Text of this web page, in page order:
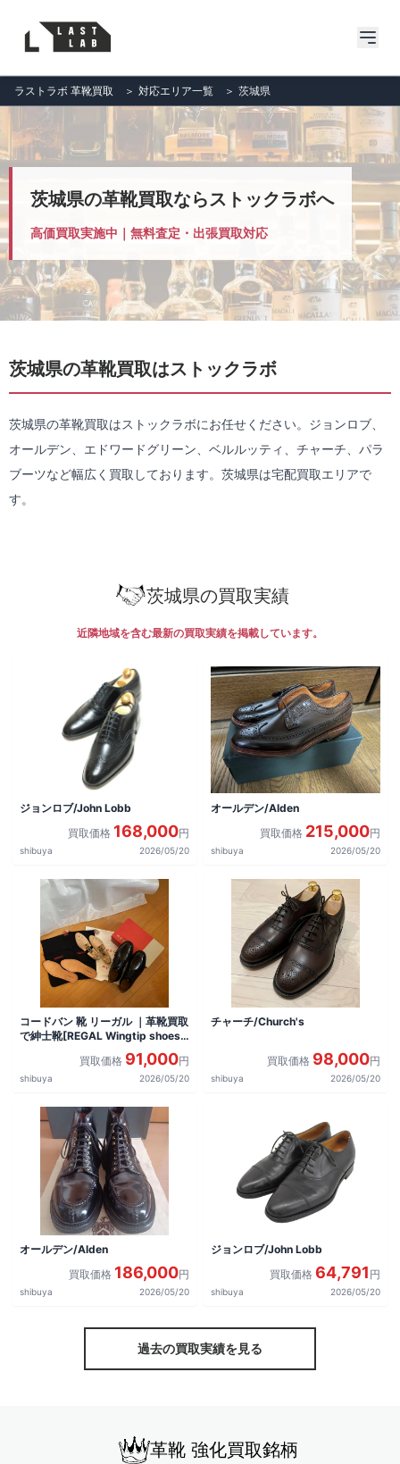
ラストラボ 革靴買取 ＞ 対応エリア一覧 ＞ 茨城県
茨城県の革靴買取ならストックラボへ
高価買取実施中｜無料査定・出張買取対応
茨城県の革靴買取はストックラボ
茨城県の革靴買取はストックラボにお任せください。ジョンロブ、
オールデン、エドワードグリーン、ベルルッティ、チャーチ、パラ
ブーツなど幅広く買取しております。茨城県は宅配買取エリアで
す。
茨城県の買取実績
近隣地域を含む最新の買取実績を掲載しています。
ジョンロブ/John Lobb
買取価格 168,000円
shibuya 2026/05/20
オールデン/Alden
買取価格 215,000円
shibuya 2026/05/20
コードバン 靴 リーガル ｜革靴買取
で紳士靴[REGAL Wingtip shoes]
買取価格 91,000円
shibuya 2026/05/20
チャーチ/Church's
買取価格 98,000円
shibuya 2026/05/20
オールデン/Alden
買取価格 186,000円
shibuya 2026/05/20
ジョンロブ/John Lobb
買取価格 64,791 円
shibuya 2026/05/20
過去の買取実績を見る
革靴 強化買取銘柄